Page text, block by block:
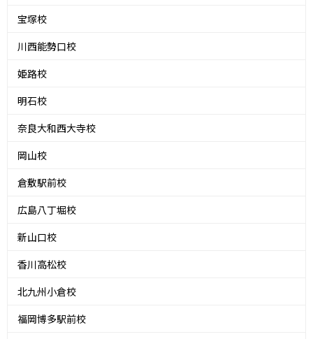
宝塚校
川西能勢口校
姫路校
明石校
奈良大和西大寺校
岡山校
倉敷駅前校
広島八丁堀校
新山口校
香川高松校
北九州小倉校
福岡博多駅前校